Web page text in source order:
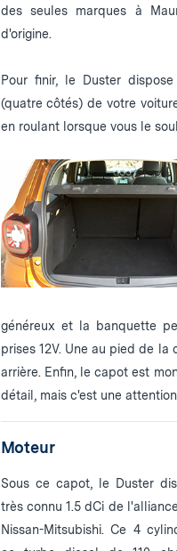
des seules marques à
d'origine.
Pour finir, le Duster
(quatre côtés) de votre
en roulant lorsque vous le
généreux et la banquette
prises 12V. Une au pied de
arrière. Enfin, le capot est
détail, mais c'est une
Moteur
Sous ce capot, le Duster
très connu 1.5 dCi de
Nissan-Mitsubishi. Ce 4